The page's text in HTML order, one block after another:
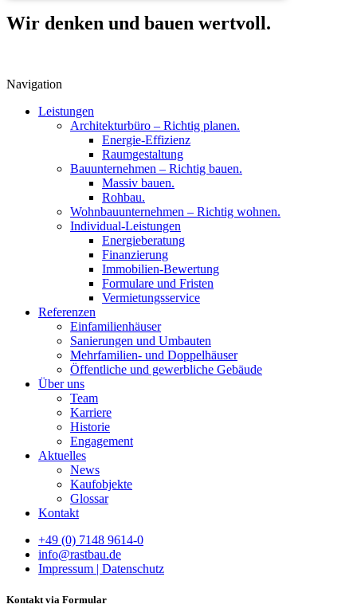
Wir denken und bauen wertvoll.
Navigation
Leistungen
Architekturbüro – Richtig planen.
Energie-Effizienz
Raumgestaltung
Bauunternehmen – Richtig bauen.
Massiv bauen.
Rohbau.
Wohnbauunternehmen – Richtig wohnen.
Individual-Leistungen
Energieberatung
Finanzierung
Immobilien-Bewertung
Formulare und Fristen
Vermietungsservice
Referenzen
Einfamilienhäuser
Sanierungen und Umbauten
Mehrfamilien- und Doppelhäuser
Öffentliche und gewerbliche Gebäude
Über uns
Team
Karriere
Historie
Engagement
Aktuelles
News
Kaufobjekte
Glossar
Kontakt
+49 (0) 7148 9614-0
info@rastbau.de
Impressum | Datenschutz
Kontakt via Formular